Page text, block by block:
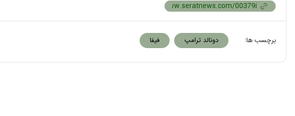
برچسب ها: دونالد ترامپ فیفا